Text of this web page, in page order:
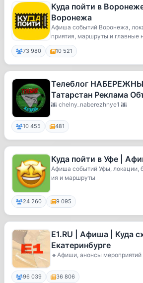
Куда пойти в
Воронежа
Афиша событий Воронежа,
приятия, маршруты и главные
73 980 10 521
Телеблог
Татарстан Реклама
Новости Подслушано
🌆 chelny_naberezhnye1 🌆
10 455 481
Куда пойти в Уфе |
Афиша событий Уфы, локации,
ия и маршруты
24 260 9 095
E1.RU | Афиша | Куда
Екатеринбурге
🔸Афиши, анонсы мероприятий
96 039 36 806